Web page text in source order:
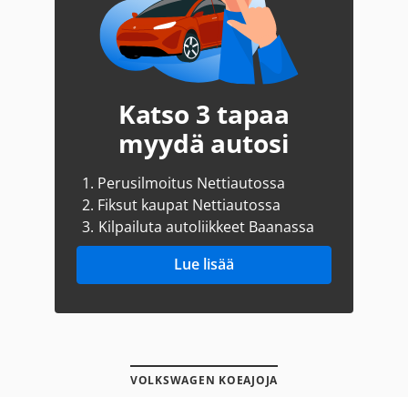
Katso 3 tapaa
myydä autosi
1. Perusilmoitus Nettiautossa
2. Fiksut kaupat Nettiautossa
3. Kilpailuta autoliikkeet Baanassa
Lue lisää
VOLKSWAGEN KOEAJOJA